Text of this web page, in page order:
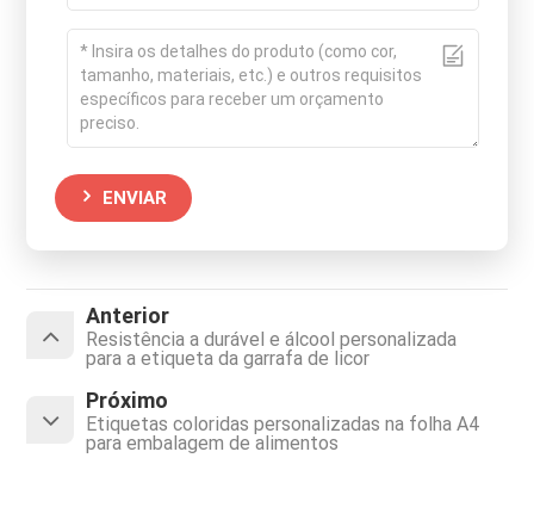
ENVIAR
Anterior
Resistência a durável e álcool personalizada
para a etiqueta da garrafa de licor
Próximo
Etiquetas coloridas personalizadas na folha A4
para embalagem de alimentos